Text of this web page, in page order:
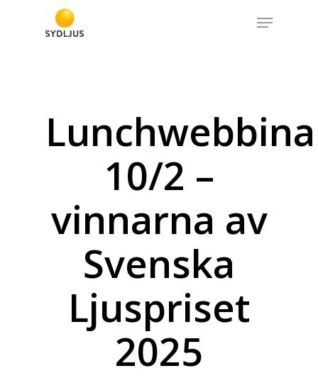
Menu
10/2 –
vinnarna av
Svenska
Ljuspriset
2025